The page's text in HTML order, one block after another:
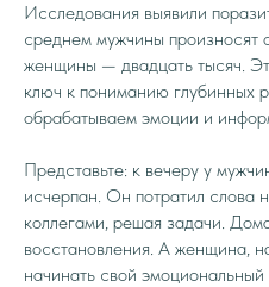
Исследования выявили
среднем мужчины произносят
женщины — двадцать тысяч.
ключ к пониманию глубинных
обрабатываем эмоции и
Представьте: к вечеру у
исчерпан. Он потратил слова
коллегами, решая задачи.
восстановления. А женщина,
начинать свой